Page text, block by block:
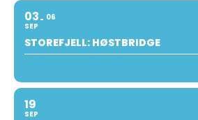
03
SEP
06
STOREFJELL: HØSTBRIDGE
19
SEP